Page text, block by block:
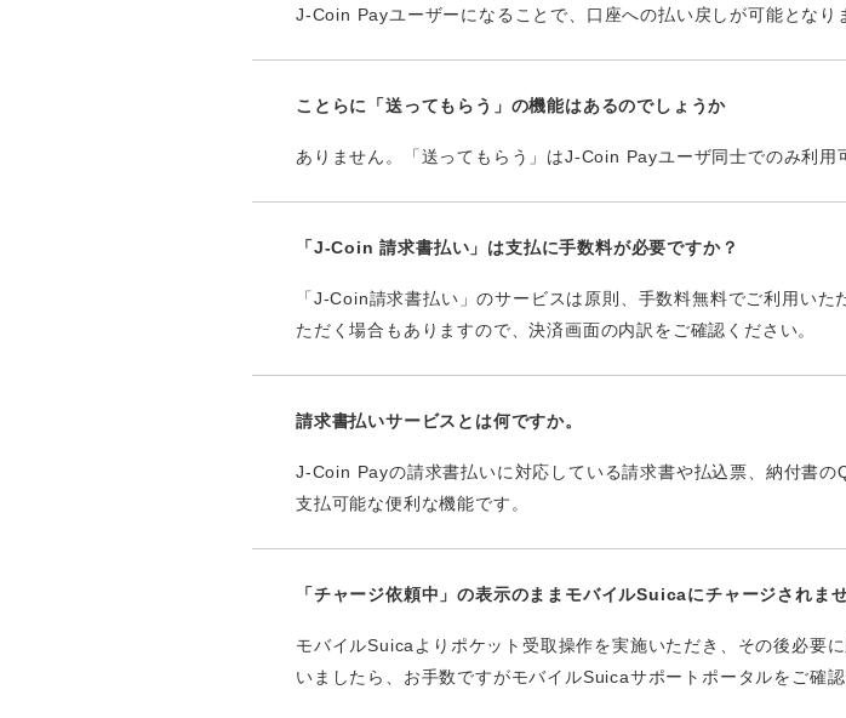
J-Coin Payユーザーになることで、口座への払い戻しが可能となり
ことらに「送ってもらう」の機能はあるのでしょうか
ありません。「送ってもらう」はJ-Coin Payユーザ同士でのみ利用
「J-Coin 請求書払い」は支払に手数料が必要ですか？
「J-Coin請求書払い」のサービスは原則、手数料無料でご利用い
ただく場合もありますので、決済画面の内訳をご確認ください。
請求書払いサービスとは何ですか。
J-Coin Payの請求書払いに対応している請求書や払込票、納付書
支払可能な便利な機能です。
「チャージ依頼中」の表示のままモバイルSuicaにチャージされませ
モバイルSuicaよりポケット受取操作を実施いただき、その後必要
いましたら、お手数ですがモバイルSuicaサポートポータルをご確認